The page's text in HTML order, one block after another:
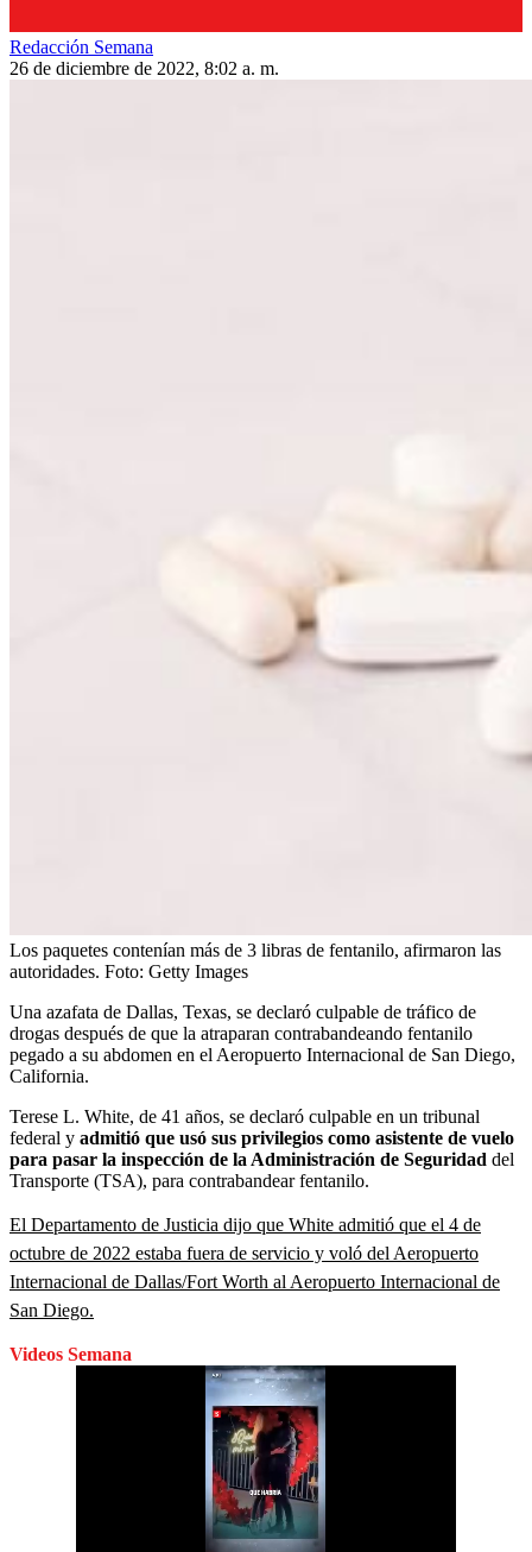
Redacción Semana
26 de diciembre de 2022, 8:02 a. m.
Los paquetes contenían más de 3 libras de fentanilo, afirmaron las
autoridades. Foto: Getty Images
Una azafata de Dallas, Texas, se declaró culpable de tráfico de
drogas después de que la atraparan contrabandeando fentanilo
pegado a su abdomen en el Aeropuerto Internacional de San Diego,
California.
Terese L. White, de 41 años, se declaró culpable en un tribunal
federal y admitió que usó sus privilegios como asistente de vuelo
para pasar la inspección de la Administración de Seguridad del
Transporte (TSA), para contrabandear fentanilo.
El Departamento de Justicia dijo que White admitió que el 4 de
octubre de 2022 estaba fuera de servicio y voló del Aeropuerto
Internacional de Dallas/Fort Worth al Aeropuerto Internacional de
San Diego.
Videos Semana